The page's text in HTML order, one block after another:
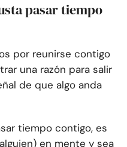
pasar tiempo
por reunirse contigo
una razón para salir
de que algo anda
tiempo contigo, es
en mente y sea